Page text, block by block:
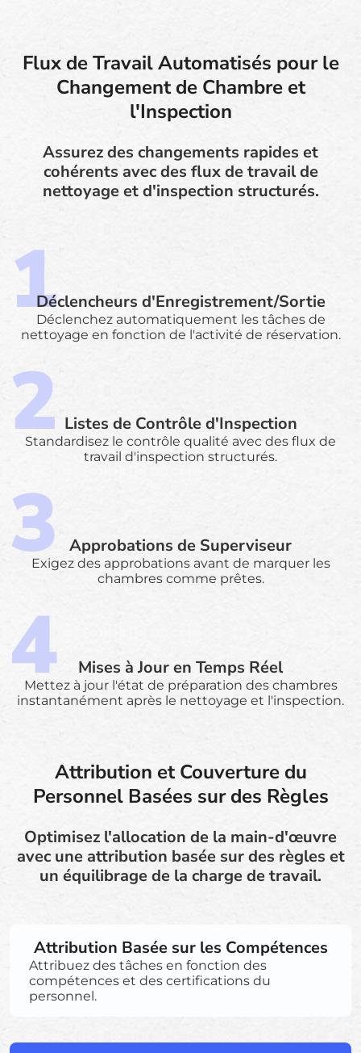
Flux de Travail Automatisés pour le
Changement de Chambre et
l'Inspection
Assurez des changements rapides et
cohérents avec des flux de travail de
nettoyage et d'inspection structurés.
Déclencheurs d'Enregistrement/Sortie
Déclenchez automatiquement les tâches de
nettoyage en fonction de l'activité de réservation.
Listes de Contrôle d'Inspection
Standardisez le contrôle qualité avec des flux de
travail d'inspection structurés.
Approbations de Superviseur
Exigez des approbations avant de marquer les
chambres comme prêtes.
Mises à Jour en Temps Réel
Mettez à jour l'état de préparation des chambres
instantanément après le nettoyage et l'inspection.
Attribution et Couverture du
Personnel Basées sur des Règles
Optimisez l'allocation de la main-d'œuvre
avec une attribution basée sur des règles et
un équilibrage de la charge de travail.
Attribution Basée sur les Compétences
Attribuez des tâches en fonction des
compétences et des certifications du
personnel.